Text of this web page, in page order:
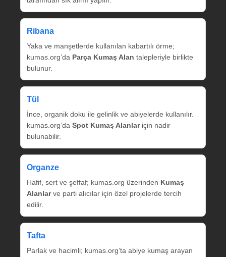
Ribana
Yaka ve manşetlerde kullanılan kabartılı örme;
kumas.org’da Parça Kumaş Alan talepleriyle birlikte
bulunur.
Tül
İnce, organik doku ile gelinlik ve abiyelerde kullanılır.
kumas.org’da Spot Kumaş Alanlariçin nadir
bulunabilir.
Organze
Hafif, sert ve şeffaf; kumas.org üzerinden Kumaş
Alanlarve parti alıcılar için özel projelerde tercih
edilir.
Tafta
Parlak ve hacimli; kumas.org’ta abiye kumaş arayan